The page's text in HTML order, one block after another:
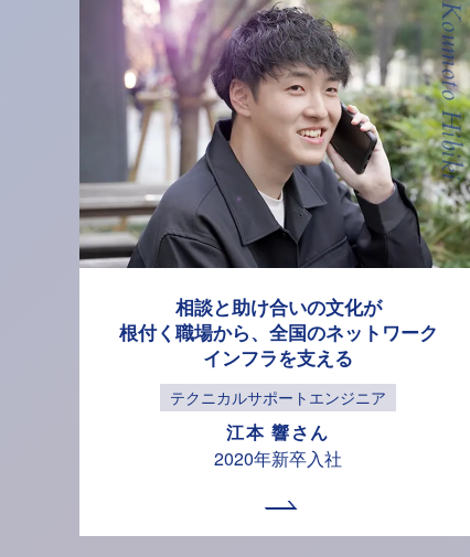
Koumoto Hibiki
相談と助け合いの文化が
根付く職場から、 全国のネットワーク
インフラを支える
テクニカルサポートエンジニア
江本 響さん
2020年新卒入社